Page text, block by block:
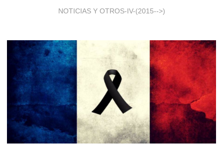
NOTICIAS Y OTROS-IV-(2015-->)